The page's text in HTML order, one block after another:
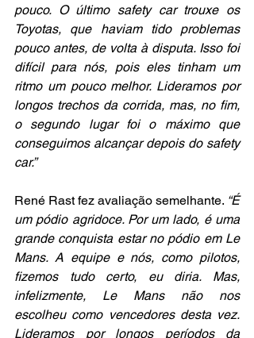
pouco. O último safety car trouxe os
Toyotas, que haviam tido problemas
pouco antes, de volta à disputa. Isso foi
difícil para nós, pois eles tinham um
ritmo um pouco melhor. Lideramos por
longos trechos da corrida, mas, no fim,
o segundo lugar foi o máximo que
conseguimos alcançar depois do safety
car.”
René Rast fez avaliação semelhante. “É
um pódio agridoce. Por um lado, é uma
grande conquista estar no pódio em Le
Mans. A equipe e nós, como pilotos,
fizemos tudo certo, eu diria. Mas,
infelizmente, Le Mans não nos
escolheu como vencedores desta vez.
Lideramos por longos períodos da